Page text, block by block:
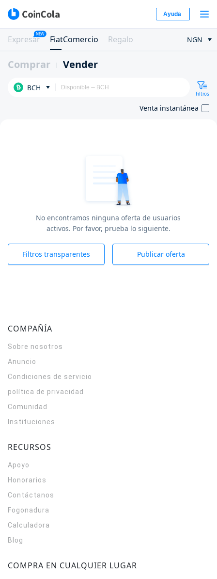
Ayuda
Expresar
NEW
FiatComercio Regalo NGN
Comprar Vender
BCH
Filtros
Venta instantánea
No encontramos ninguna oferta de usuarios
activos. Por favor, prueba lo siguiente.
Filtros transparentes Publicar oferta
COMPAÑÍA
Sobre nosotros
Anuncio
Condiciones de servicio
política de privacidad
Comunidad
Instituciones
RECURSOS
Apoyo
Honorarios
Contáctanos
Fogonadura
Calculadora
Blog
COMPRA EN CUALQUIER LUGAR